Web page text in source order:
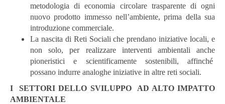
metodologia di economia circolare trasparente di ogni
nuovo prodotto immesso nell’ambiente, prima della sua
introduzione commerciale.
La nascita di Reti Sociali che prendano iniziative locali, e
non solo, per realizzare interventi ambientali anche
pioneristici e scientificamente sostenibili, affinché
possano indurre analoghe iniziative in altre reti sociali.
I SETTORI DELLO SVILUPPO AD ALTO IMPATTO
AMBIENTALE